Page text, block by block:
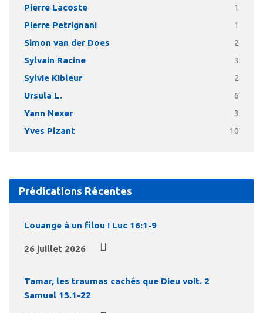
Pierre Lacoste 1
Pierre Petrignani 1
Simon van der Does 2
Sylvain Racine 3
Sylvie Kibleur 2
Ursula L. 6
Yann Nexer 3
Yves Pizant 10
Prédications Récentes
Louange à un filou ! Luc 16:1-9
26 juillet 2026
Tamar, les traumas cachés que Dieu voit. 2
Samuel 13.1-22